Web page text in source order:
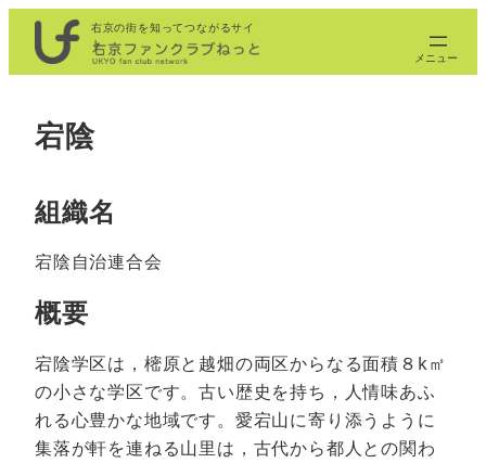
を
右京の街を知ってつながるサイ
ト
宕陰
組織名
宕陰自治連合会
概要
宕陰学区は，樒原と越畑の両区からなる面積８k㎡
の小さな学区です。古い歴史を持ち，人情味あふ
れる心豊かな地域です。愛宕山に寄り添うように
集落が軒を連ねる山里は，古代から都人との関わ